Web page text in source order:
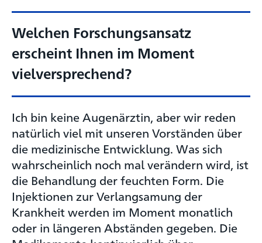
Welchen Forschungsansatz
erscheint Ihnen im Moment
vielversprechend?
Ich bin keine Augenärztin, aber wir reden
natürlich viel mit unseren Vorständen über
die medizinische Entwicklung. Was sich
wahrscheinlich noch mal verändern wird, ist
die Behandlung der feuchten Form. Die
Injektionen zur Verlangsamung der
Krankheit werden im Moment monatlich
oder in längeren Abständen gegeben. Die